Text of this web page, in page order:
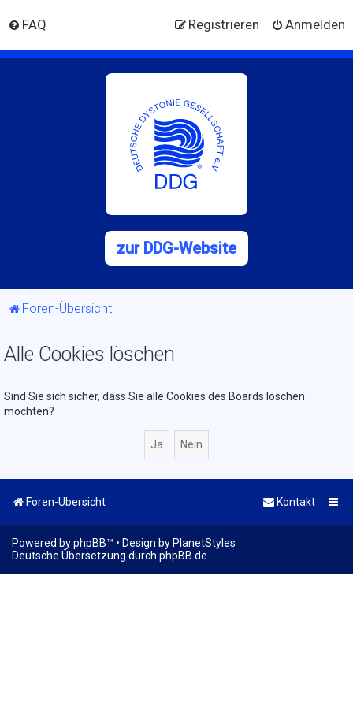
FAQ Anmelden
Registrieren
zur DDG-Website
Foren-Übersicht
Alle Cookies löschen
Sind Sie sich sicher, dass Sie alle Cookies des Boards löschen
möchten?
Foren-Übersicht Kontakt
Powered byphpBB™ • Design by PlanetStyles
Deutsche Übersetzung durch phpBB.de